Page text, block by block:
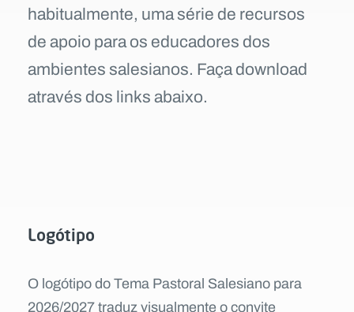
habitualmente, uma série de recursos
de apoio para os educadores dos
ambientes salesianos. Faça download
através dos links abaixo.
Logótipo
O logótipo do Tema Pastoral Salesiano para
2026/2027 traduz visualmente o convite